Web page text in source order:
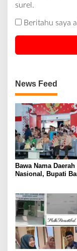
surel.
Beritahu saya
News Feed
Bawa Nama
Nasional, Bupati